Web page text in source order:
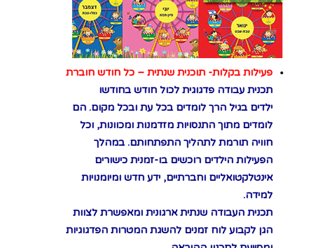
פעילות בקלות- תוכנית שנתית – כל חודש חוברת
תכנית עבודה פדגוגית לכול חודש בחודשו
ילדים בגיל הרך לומדים בכל עת ובכל מקום. הם
לומדים מתוך התנסויות מזדמנות ומכוונות, וכל
חוויה תורמת לתהליך התפתחותם. במהלך
הפעילות הילדים רוכשים בו-זמנית כישורים
אינטלקטואליים וחברתיים, ידע חדש ומיומנויות
למידה.
תכנית העבודה שנתית ארגונית ומאפשרת לצוות
הגן לקבוע לוח זמנים להשגת המטרות הפדגוגיות